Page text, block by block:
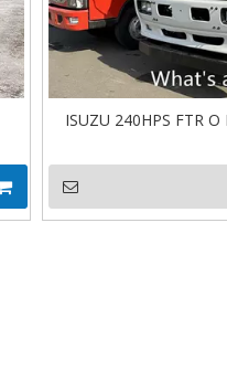
ISUZU 240HPS FTR